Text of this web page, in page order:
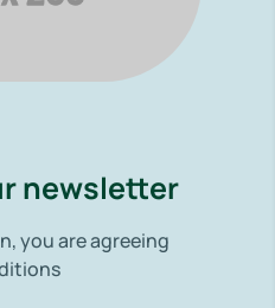
newsletter
you are agreeing